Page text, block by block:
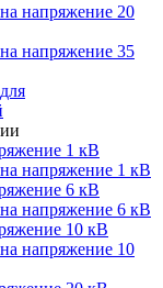
напряжение 20
напряжение 35
1 кВ
напряжение 1 кВ
6 кВ
напряжение 6 кВ
10 кВ
напряжение 10